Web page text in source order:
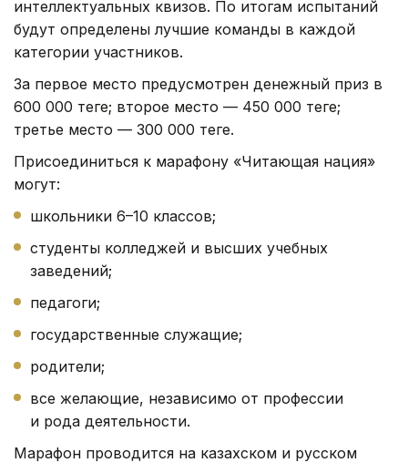
интеллектуальных квизов. По итогам испытаний
будут определены лучшие команды в каждой
категории участников.
За первое место предусмотрен денежный приз в
600 000 теңге; второе место — 450 000 теңге;
третье место — 300 000 теңге.
Присоединиться к марафону «Читающая нация»
могут:
школьники 6–10 классов;
студенты колледжей и высших учебных
заведений;
педагоги;
государственные служащие;
родители;
все желающие, независимо от профессии
и рода деятельности.
Марафон проводится на казахском и русском